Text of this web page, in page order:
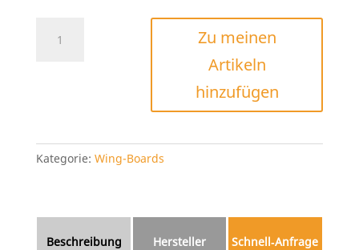
Zu meinen
Artikeln
hinzufügen
Kategorie: Wing-Boards
Beschreibung Hersteller Schnell‑Anfrage